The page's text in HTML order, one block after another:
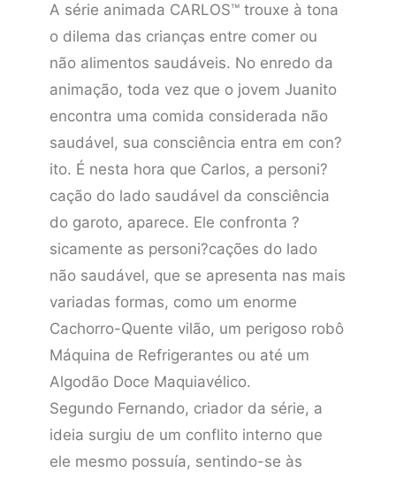
A série animada CARLOS™ trouxe à tona
o dilema das crianças entre comer ou
não alimentos saudáveis. No enredo da
animação, toda vez que o jovem Juanito
encontra uma comida considerada não
saudável, sua consciência entra em con?
ito. É nesta hora que Carlos, a personi?
cação do lado saudável da consciência
do garoto, aparece. Ele confronta ?
sicamente as personi?cações do lado
não saudável, que se apresenta nas mais
variadas formas, como um enorme
Cachorro-Quente vilão, um perigoso robô
Máquina de Refrigerantes ou até um
Algodão Doce Maquiavélico.
Segundo Fernando, criador da série, a
ideia surgiu de um conflito interno que
ele mesmo possuía, sentindo-se às